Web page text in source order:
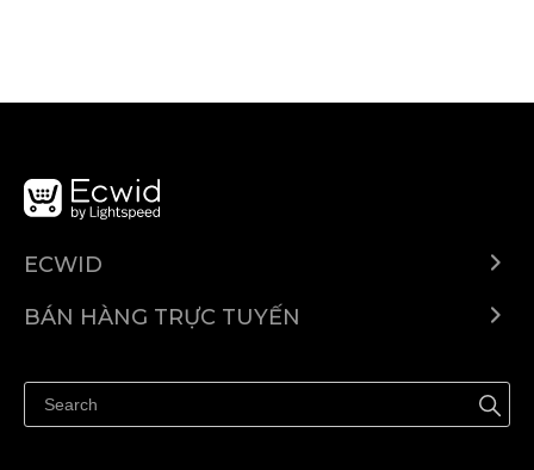
ECWID
Trung tâm trợ giúp
BÁN HÀNG TRỰC TUYẾN
Quảng bá ở bất cứ đâu
Kiểm soát mọi thứ